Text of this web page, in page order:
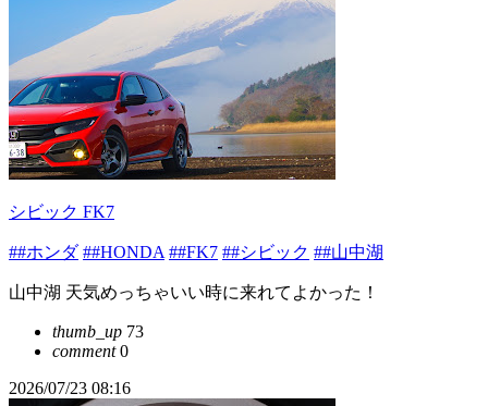
シビック FK7
##ホンダ ##HONDA ##FK7 ##シビック ##山中湖
山中湖 天気めっちゃいい時に来れてよかった！
thumb_up 73
comment0
2026/07/23 08:16